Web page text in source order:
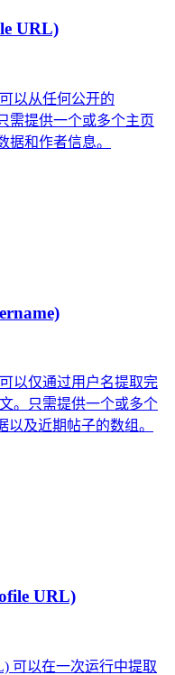
URL)
可以从任何公开的
需提供一个或多个主页
和作者信息。
可以仅通过用户名提取完
。只需提供一个或多个
及近期帖子的数组。
URL)
可以在一次运行中提取